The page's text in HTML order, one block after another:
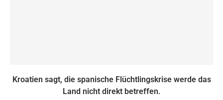
Kroatien sagt, die spanische Flüchtlingskrise werde das
Land nicht direkt betreffen.